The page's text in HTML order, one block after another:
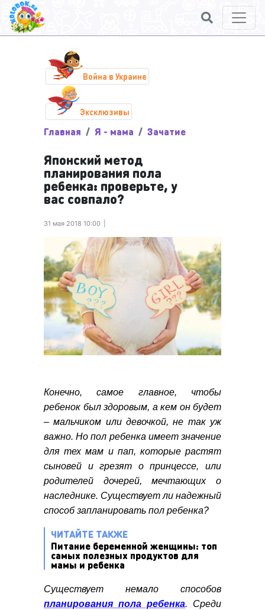
Война в Украине
Эксклюзивы
Главная Я - мама Зачатие
Японский метод
планирования пола
ребенка: проверьте, у
вас совпало?
31 мая 2018 10:00
Конечно, самое главное, чтобы
ребенок был здоровым, а кем он будет
– мальчиком или девочкой, не так уж
важно. Но пол ребенка имеет значение
для тех мам и пап, которые растят
сыновей и грезят о принцессе, или
родителей дочерей, мечтающих о
наследнике. Существует ли надежный
способ запланировать пол ребенка?
ЧИТАЙТЕ ТАКЖЕ
Питание беременной женщины: топ
самых полезных продуктов для
мамы и ребенка
Существует немало способов
планирования пола ребенка. Среди